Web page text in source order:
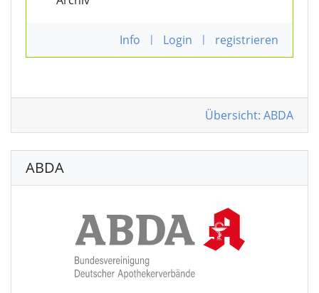
Info | Login | registrieren
Übersicht: ABDA
ABDA